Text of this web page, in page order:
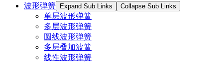
波形弹簧
Expand Sub Links Collapse Sub Links
单层波形弹簧
多层波形弹簧
圆线波形弹簧
多层叠加波簧
线性波形弹簧